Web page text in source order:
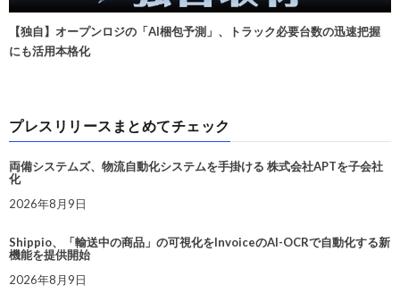
【独自】オープンロジの「AI梱包予測」、トラック必要台数の迅速把握
にも活用本格化
プレスリリースまとめてチェック
両備システムズ、物流自動化システムを手掛ける 株式会社APTを子会社
化
2026年8月9日
Shippio、「輸送中の商品」の可視化をInvoiceのAI-OCRで自動化する新
機能を提供開始
2026年8月9日